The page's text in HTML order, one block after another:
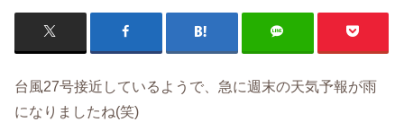
台風27号接近しているようで、急に週末の天気予報が雨
になりましたね(笑)